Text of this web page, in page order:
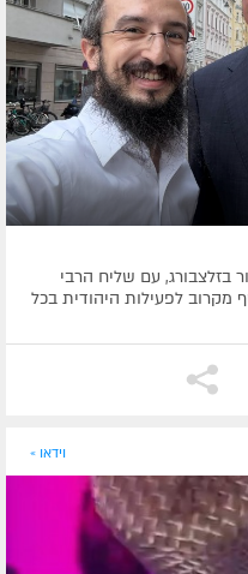
בזלצבורג, עם שליח הרבי
מקרוב לפעילות היהודית בכל
וידאו »